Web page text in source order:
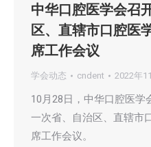
中华口腔医学会召
区、直辖市口腔医
席工作会议
学会动态 cndent 2022年
10月28日，中华口腔医学
一次省、自治区、直辖市
席工作会议。